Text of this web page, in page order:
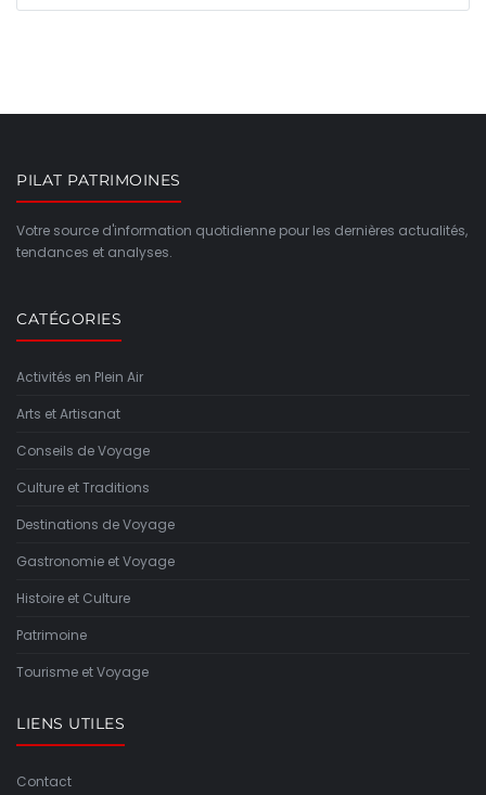
PILAT PATRIMOINES
Votre source d'information quotidienne pour les dernières actualités,
tendances et analyses.
CATÉGORIES
Activités en Plein Air
Arts et Artisanat
Conseils de Voyage
Culture et Traditions
Destinations de Voyage
Gastronomie et Voyage
Histoire et Culture
Patrimoine
Tourisme et Voyage
LIENS UTILES
Contact